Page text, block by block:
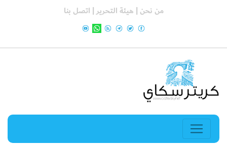
من نحن | هيئة التحرير | اتصل بنا